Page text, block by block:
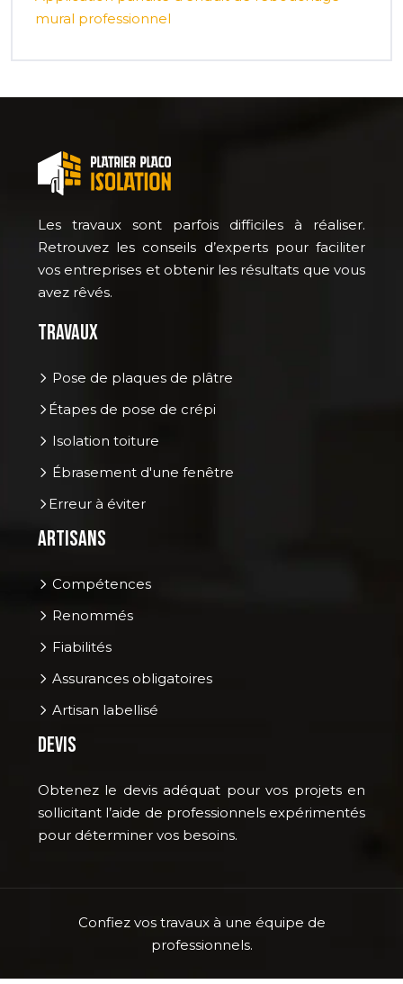
mural professionnel
Les travaux sont parfois difficiles à réaliser.
Retrouvez les conseils d’experts pour faciliter
vos entreprises et obtenir les résultats que vous
avez rêvés.
Travaux
Pose de plaques de plâtre
Étapes de pose de crépi
Isolation toiture
Ébrasement d'une fenêtre
Erreur à éviter
Artisans
Compétences
Renommés
Fiabilités
Assurances obligatoires
Artisan labellisé
Devis
Obtenez le devis adéquat pour vos projets en
sollicitant l’aide de professionnels expérimentés
pour déterminer vos besoins.
Confiez vos travaux à une équipe de
professionnels.